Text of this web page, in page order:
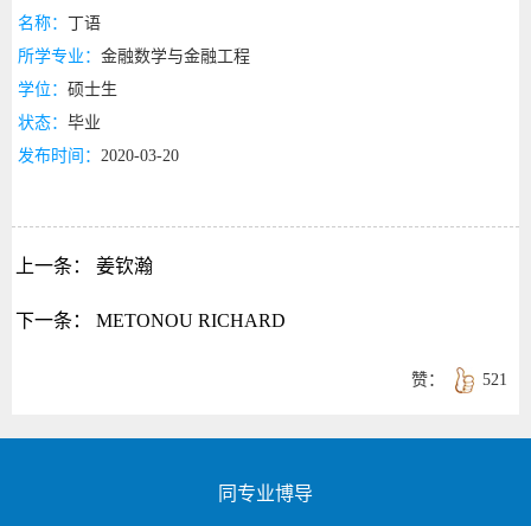
名称： 丁语
所学专业： 金融数学与金融工程
学位： 硕士生
状态： 毕业
发布时间： 2020-03-20
上一条： 姜钦瀚
下一条： METONOU RICHARD
521
赞：
同专业博导